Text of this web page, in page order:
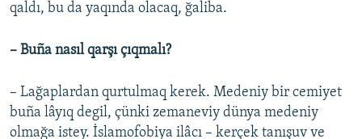
qaldı, bu da yaqında olacaq, ğaliba.
– Buña nasıl qarşı çıqmalı?
– Lağaplardan qurtulmaq kerek. Medeniy bir cemiyet
buña lâyıq degil, çünki zemaneviy dünya medeniy
olmağa istey. İslamofobiya ilâcı – kerçek tanışuv ve